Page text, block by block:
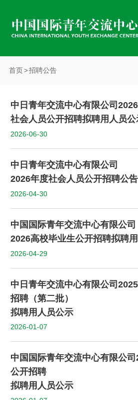
首页>招聘公告
中日青年交流中心有限公司
社会人员公开招聘拟聘用人员公
2026-06-30
中日青年交流中心有限公司
2026年度社会人员公开招聘公告
2026-04-30
中国国际青年交流中心有限公司
2026高校毕业生公开招聘拟聘
2026-04-29
中日青年交流中心有限公司
招聘（第二批）
拟聘用人员公示
2026-01-07
中国国际青年交流中心有限公
公开招聘
拟聘用人员公示